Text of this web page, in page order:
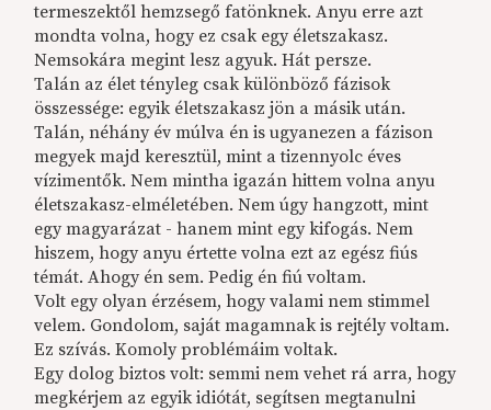
termeszektől hemzsegő fatönknek. Anyu erre azt
mondta volna, hogy ez csak egy életszakasz.
Nemsokára megint lesz agyuk. Hát persze.
Talán az élet tényleg csak különböző fázisok
összessége: egyik életszakasz jön a másik után.
Talán, néhány év múlva én is ugyanezen a fázison
megyek majd keresztül, mint a tizennyolc éves
vízimentők. Nem mintha igazán hittem volna anyu
életszakasz-elméletében. Nem úgy hangzott, mint
egy magyarázat - hanem mint egy kifogás. Nem
hiszem, hogy anyu értette volna ezt az egész fiús
témát. Ahogy én sem. Pedig én fiú voltam.
Volt egy olyan érzésem, hogy valami nem stimmel
velem. Gondolom, saját magamnak is rejtély voltam.
Ez szívás. Komoly problémáim voltak.
Egy dolog biztos volt: semmi nem vehet rá arra, hogy
megkérjem az egyik idiótát, segítsen megtanulni